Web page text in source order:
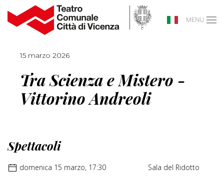
MENU
15 marzo 2026
Tra Scienza e Mistero -
Vittorino Andreoli
Spettacoli
domenica 15 marzo, 17:30 Sala del Ridotto